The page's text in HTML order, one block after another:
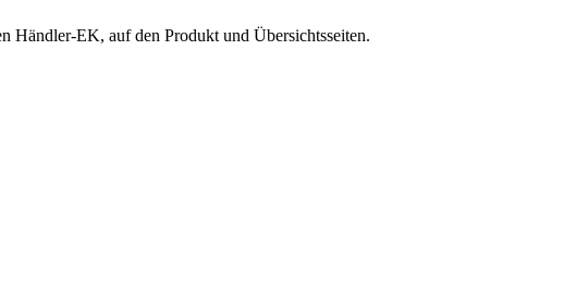
Händler-EK, auf den Produkt und Übersichtsseiten.